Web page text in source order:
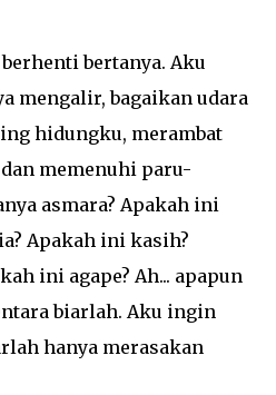
bertanya. Aku
mengalir, bagaikan udara
hidungku, merambat
memenuhi paru-
asmara? Apakah ini
Apakah ini kasih?
ini agape? Ah... apapun
biarlah. Aku ingin
hanya merasakan